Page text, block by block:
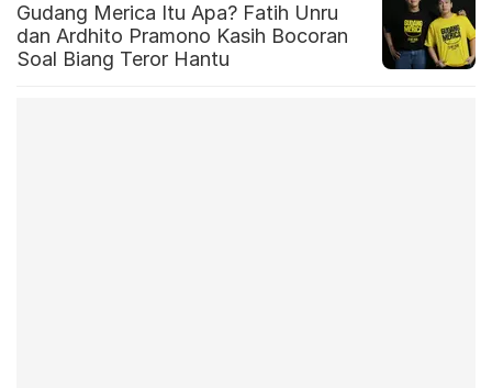
Gudang Merica Itu Apa? Fatih Unru
dan Ardhito Pramono Kasih Bocoran
Soal Biang Teror Hantu